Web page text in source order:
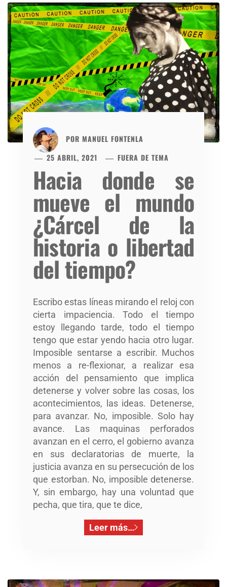
POR MANUEL FONTENLA
25 ABRIL, 2021
FUERA DE TEMA
Hacia donde se
mueve el mundo
¿Cárcel de la
historia o libertad
del tiempo?
Escribo estas líneas mirando el reloj con
cierta impaciencia. Todo el tiempo
estoy llegando tarde, todo el tiempo
tengo que estar yendo hacia otro lugar.
Imposible sentarse a escribir. Muchos
menos a re-flexionar, a realizar esa
acción del pensamiento que implica
detenerse y volver sobre las cosas, los
acontecimientos, las ideas. Detenerse,
para avanzar. No, imposible. Solo hay
avance. Las maquinas perforados
avanzan en el cerro, el gobierno avanza
en sus declaratorias de muerte, la
justicia avanza en su persecución de los
que estorban. No, imposible detenerse.
Y, sin embargo, hay una voluntad que
pecha, que tira, que te dice,
Leer más…